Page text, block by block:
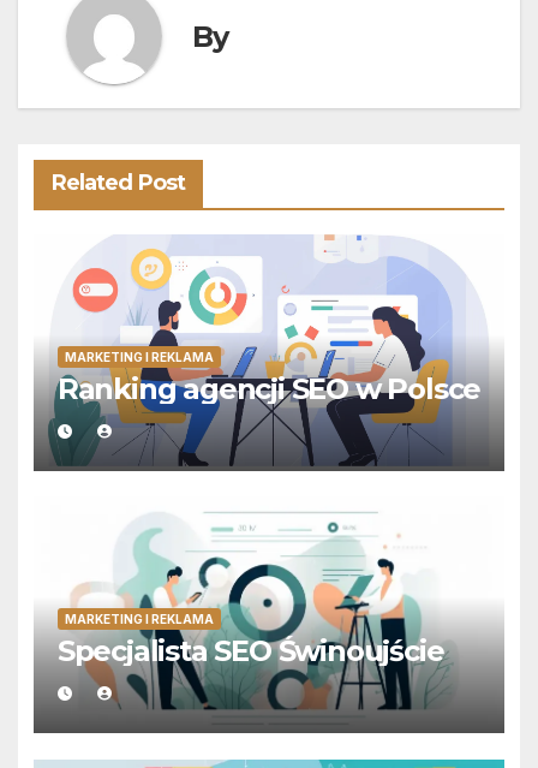
By
Related Post
MARKETING I REKLAMA
Ranking agencji SEO w Polsce
MARKETING I REKLAMA
Specjalista SEO Świnoujście